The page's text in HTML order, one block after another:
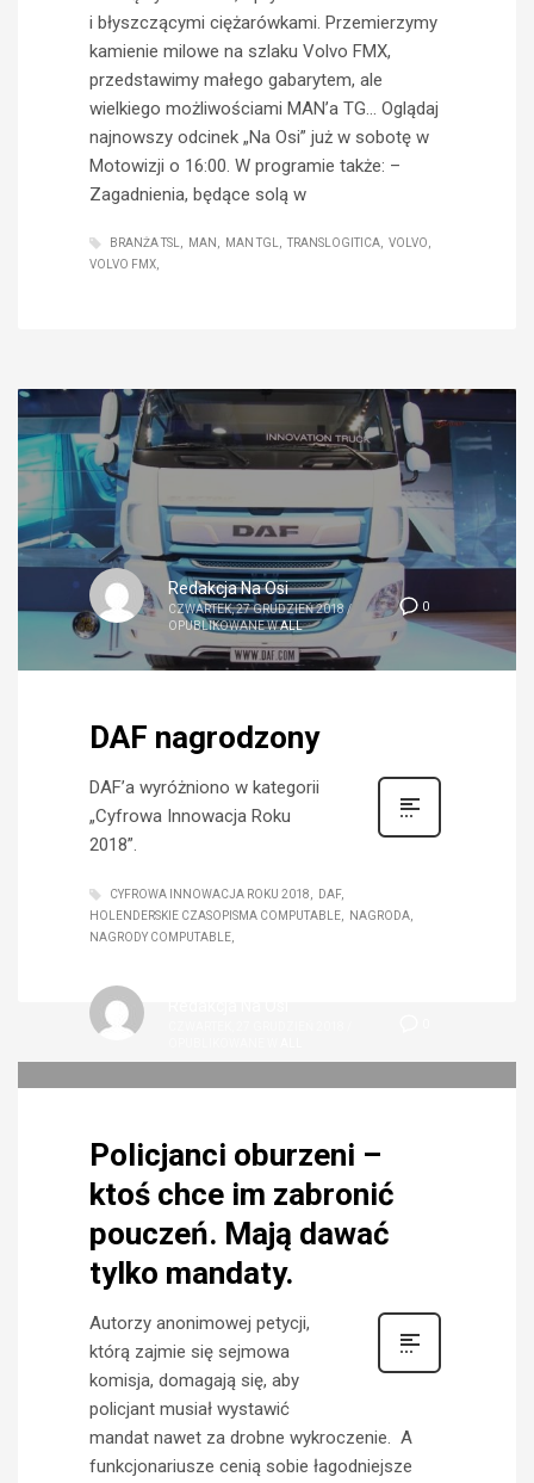
i błyszczącymi ciężarówkami. Przemierzymy
kamienie milowe na szlaku Volvo FMX,
przedstawimy małego gabarytem, ale
wielkiego możliwościami MAN’a TG… Oglądaj
najnowszy odcinek „Na Osi” już w sobotę w
Motowizji o 16:00. W programie także: –
Zagadnienia, będące solą w
BRANŻA TSL MAN MAN TGL TRANSLOGITICA
VOLVO
VOLVO FMX
0
Redakcja Na Osi
CZWARTEK, 27 GRUDZIEŃ 2018/
OPUBLIKOWANE WALL
DAF nagrodzony
DAF’a wyróżniono w kategorii
„Cyfrowa Innowacja Roku
2018”.
CYFROWA INNOWACJA ROKU 2018
DAF
HOLENDERSKIE CZASOPISMA COMPUTABLE
NAGRODA
NAGRODY COMPUTABLE
Policjanci oburzeni –
ktoś chce im zabronić
pouczeń. Mają dawać
tylko mandaty.
Autorzy anonimowej petycji,
którą zajmie się sejmowa
komisja, domagają się, aby
policjant musiał wystawić
mandat nawet za drobne wykroczenie. A
funkcjonariusze cenią sobie łagodniejsze